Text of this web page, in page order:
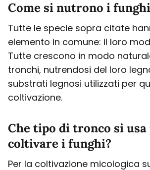
Come si nutrono i
Tutte le specie sopra citate
elemento in comune: il loro
Tutte crescono in modo
tronchi, nutrendosi del loro
substrati legnosi utilizzati per
coltivazione.
Che tipo di tronco si usa
coltivare i funghi?
Per la coltivazione micologica